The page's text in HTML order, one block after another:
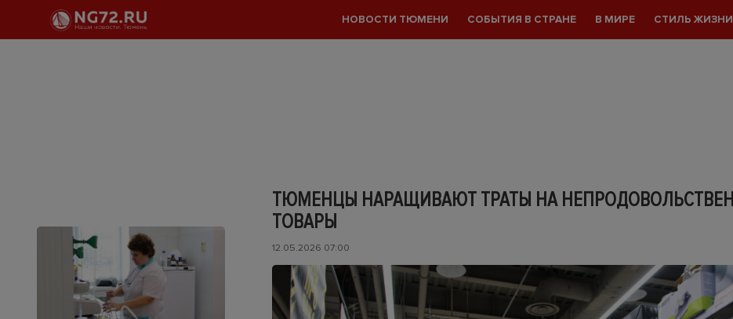
НОВОСТИ ТЮМЕНИ СОБЫТИЯ В СТРАНЕ В МИРЕ СТИЛЬ ЖИЗНИ
ТЮМЕНЦЫ НАРАЩИВАЮТ ТРАТЫ НА
ТОВАРЫ
12.05.2026 07:00